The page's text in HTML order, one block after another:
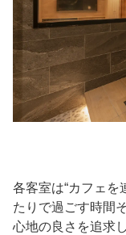
各客室は“カフェを
たりで過ごす時間
心地の良さを追求